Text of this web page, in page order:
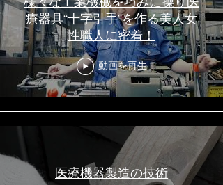
療器具“十字引手”を作る美人女
性職人に密着！
動画を再生
医療機器製造の技術